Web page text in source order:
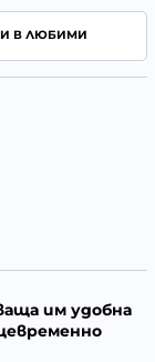
В ЛЮБИМИ
им удобна